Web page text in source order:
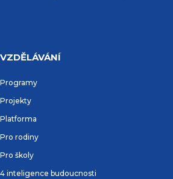
VZDĚLÁVÁNÍ
Programy
Projekty
Platforma
Pro rodiny
Pro školy
4 inteligence budoucnosti